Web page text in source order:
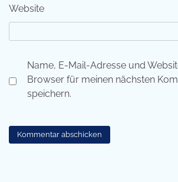
Website
Name, E-Mail-Adresse und
Browser für meinen nächsten
speichern.